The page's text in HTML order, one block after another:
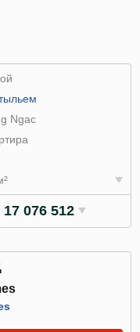
Ngac
17 076 512